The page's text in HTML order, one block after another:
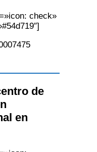
check»
de
en